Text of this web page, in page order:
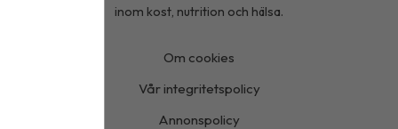
inom kost, nutrition och hälsa.
Om cookies
Vår integritetspolicy
Annonspolicy